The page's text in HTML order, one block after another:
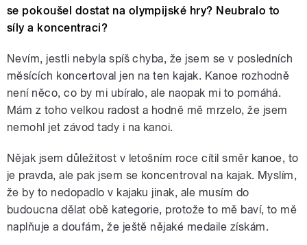
se pokoušel dostat na olympijské hry? Neubralo to
síly a koncentraci?
Nevím, jestli nebyla spíš chyba, že jsem se v posledních
měsících koncertoval jen na ten kajak. Kanoe rozhodně
není něco, co by mi ubíralo, ale naopak mi to pomáhá.
Mám z toho velkou radost a hodně mě mrzelo, že jsem
nemohl jet závod tady i na kanoi.
Nějak jsem důležitost v letošním roce cítil směr kanoe, to
je pravda, ale pak jsem se koncentroval na kajak. Myslím,
že by to nedopadlo v kajaku jinak, ale musím do
budoucna dělat obě kategorie, protože to mě baví, to mě
naplňuje a doufám, že ještě nějaké medaile získám.